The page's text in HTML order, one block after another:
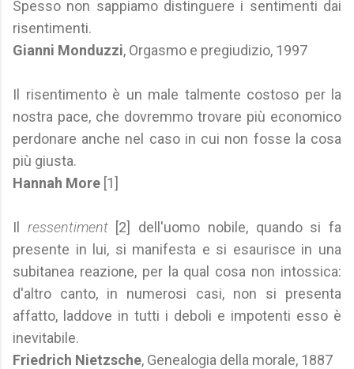
Spesso non sappiamo distinguere i sentimenti dai
risentimenti.
Gianni Monduzzi, Orgasmo e pregiudizio, 1997
Il risentimento è un male talmente costoso per la
nostra pace, che dovremmo trovare più economico
perdonare anche nel caso in cui non fosse la cosa
più giusta.
Hannah More [1]
Il ressentiment [2] dell'uomo nobile, quando si fa
presente in lui, si manifesta e si esaurisce in una
subitanea reazione, per la qual cosa non intossica:
d'altro canto, in numerosi casi, non si presenta
affatto, laddove in tutti i deboli e impotenti esso è
inevitabile.
Friedrich Nietzsche, Genealogia della morale, 1887